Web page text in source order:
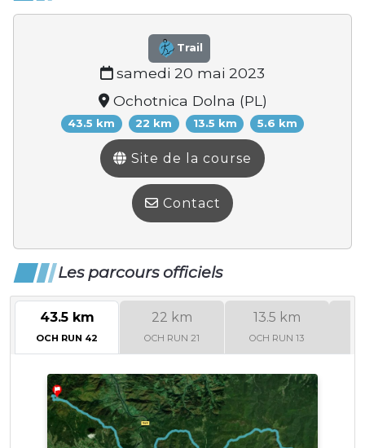
Trail
samedi 20 mai 2023
Ochotnica Dolna (PL)
43.5 km 22 km 13.5 km 5.6 km
Site de la course
Contact
Les parcours officiels
43.5 km
OCH RUN 42
22 km
OCH RUN 21
13.5 km
OCH RUN 13